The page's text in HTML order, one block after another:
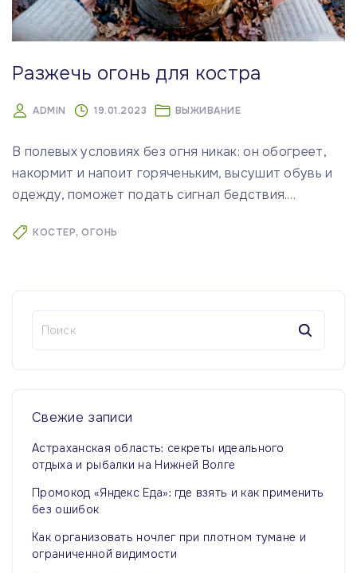
Разжечь огонь для костра
ADMIN 19.01.2023 ВЫЖИВАНИЕ
В полевых условиях без огня никак: он обогреет,
накормит и напоит горяченьким, высушит обувь и
одежду, поможет подать сигнал бедствия.…
КОСТЕР ОГОНЬ
т
и
Свежие записи
Астраханская область: секреты идеального
отдыха и рыбалки на Нижней Волге
Промокод «Яндекс Еда»: где взять и как применить
без ошибок
Как организовать ночлег при плотном тумане и
ограниченной видимости